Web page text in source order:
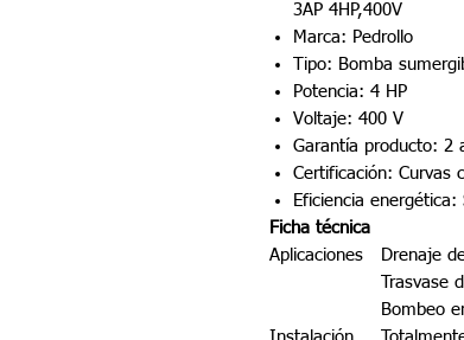
3AP 4HP,400V
Marca: Pedrollo
Tipo: Bomba
Potencia: 4 HP
Voltaje: 400 V
Garantía producto: 2
Certificación: Curvas
Eficiencia energética:
Ficha técnica
Aplicaciones
Drenaje
Trasvase
Bombeo